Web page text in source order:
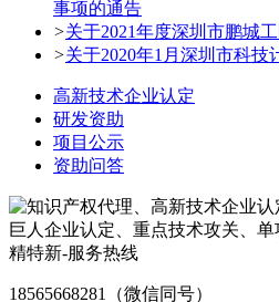
事项的通告
>关于2021年度深圳市鹏城
>关于2020年1月深圳市科
高新技术企业认定
研发资助
项目公示
资助问答
18565668281（微信同号）